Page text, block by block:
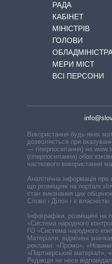
РАДА
КАБІНЕТ
МІНІСТРІВ
ГОЛОВИ
МЕРИ МІСТ
ВСІ ПЕРСОНИ
Використання будь-яких
дозволяється при
— гіперпосилання) на
(гіперпосилання)
часткового використання
Аналітична інформація про
що розміщені на порталі
стан виконання цих
Слово і Діло» і є
Інфографіки, розміщені на
«Система народного
ГО «Система народного
Матеріали, відмічені
реклами: «Промо», «Новини
«Партнерський матеріал»,
Редакція не несе